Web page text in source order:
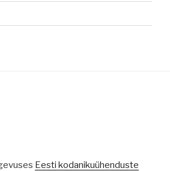
Eesti kodanikuühenduste